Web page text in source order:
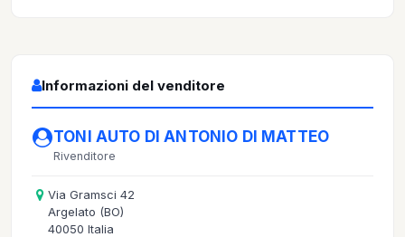
Informazioni del venditore
TONI AUTO DI ANTONIO DI MATTEO
Rivenditore
Via Gramsci 42
Argelato (BO)
40050 Italia